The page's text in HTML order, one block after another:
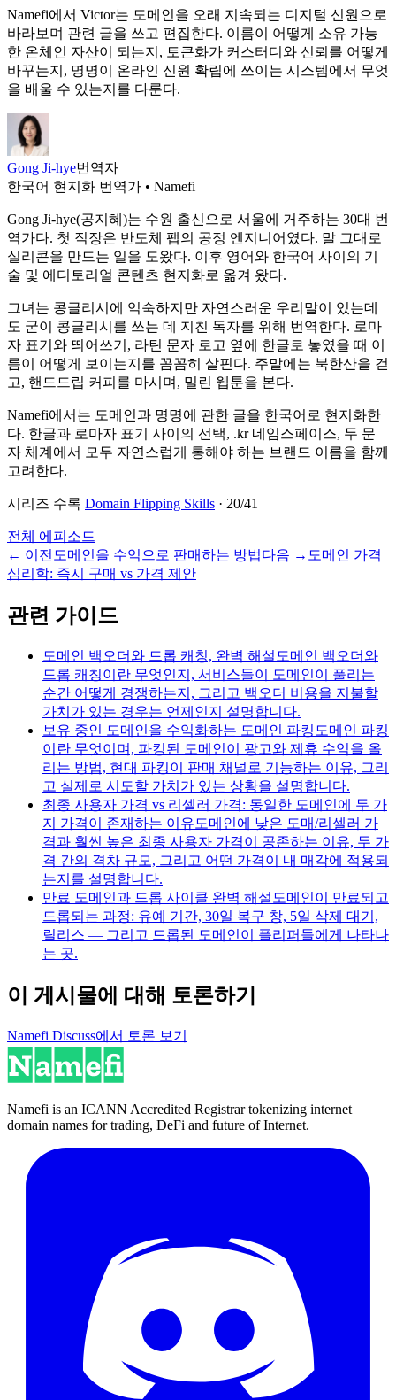
Namefi에서 Victor는 도메인을 오래 지속되는 디지털 신원으로
바라보며 관련 글을 쓰고 편집한다. 이름이 어떻게 소유 가능
한 온체인 자산이 되는지, 토큰화가 커스터디와 신뢰를 어떻게
바꾸는지, 명명이 온라인 신원 확립에 쓰이는 시스템에서 무엇
을 배울 수 있는지를 다룬다.
Gong Ji-hye번역자
한국어 현지화 번역가 • Namefi
Gong Ji-hye(공지혜)는 수원 출신으로 서울에 거주하는 30대 번
역가다. 첫 직장은 반도체 팹의 공정 엔지니어였다. 말 그대로
실리콘을 만드는 일을 도왔다. 이후 영어와 한국어 사이의 기
술 및 에디토리얼 콘텐츠 현지화로 옮겨 왔다.
그녀는 콩글리시에 익숙하지만 자연스러운 우리말이 있는데
도 굳이 콩글리시를 쓰는 데 지친 독자를 위해 번역한다. 로마
자 표기와 띄어쓰기, 라틴 문자 로고 옆에 한글로 놓였을 때 이
름이 어떻게 보이는지를 꼼꼼히 살핀다. 주말에는 북한산을 걷
고, 핸드드립 커피를 마시며, 밀린 웹툰을 본다.
Namefi에서는 도메인과 명명에 관한 글을 한국어로 현지화한
다. 한글과 로마자 표기 사이의 선택, .kr 네임스페이스, 두 문
자 체계에서 모두 자연스럽게 통해야 하는 브랜드 이름을 함께
고려한다.
시리즈 수록 Domain Flipping Skills · 20/41
전체 에피소드
← 이전 도메인을 수익으로 판매하는 방법다음 → 도메인 가격
심리학: 즉시 구매 vs 가격 제안
관련 가이드
도메인 백오더와 드롭 캐칭, 완벽 해설 도메인 백오더와
드롭 캐칭이란 무엇인지, 서비스들이 도메인이 풀리는
순간 어떻게 경쟁하는지, 그리고 백오더 비용을 지불할
가치가 있는 경우는 언제인지 설명합니다.
보유 중인 도메인을 수익화하는 도메인 파킹 도메인 파킹
이란 무엇이며, 파킹된 도메인이 광고와 제휴 수익을 올
리는 방법, 현대 파킹이 판매 채널로 기능하는 이유, 그리
고 실제로 시도할 가치가 있는 상황을 설명합니다.
최종 사용자 가격 vs 리셀러 가격: 동일한 도메인에 두 가
지 가격이 존재하는 이유도메인에 낮은 도매/리셀러 가
격과 훨씬 높은 최종 사용자 가격이 공존하는 이유, 두 가
격 간의 격차 규모, 그리고 어떤 가격이 내 매각에 적용되
는지를 설명합니다.
만료 도메인과 드롭 사이클 완벽 해설 도메인이 만료되고
드롭되는 과정: 유예 기간, 30일 복구 창, 5일 삭제 대기,
릴리스 — 그리고 드롭된 도메인이 플리퍼들에게 나타나
는 곳.
이 게시물에 대해 토론하기
Namefi Discuss에서 토론 보기
Namefi is an ICANN Accredited Registrar tokenizing internet
domain names for trading, DeFi and future of Internet.